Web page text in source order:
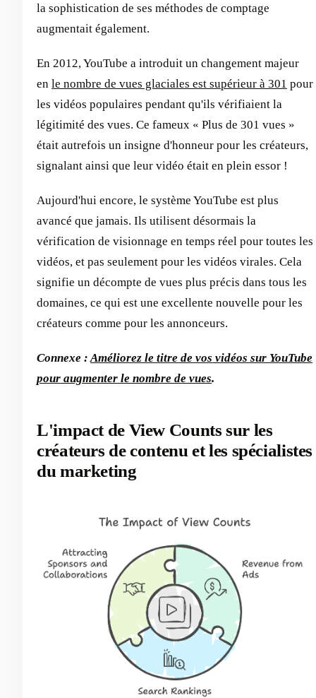
la sophistication de ses méthodes de comptage
augmentait également.
En 2012, YouTube a introduit un changement majeur
en le nombre de vues glaciales est supérieur à 301 pour
les vidéos populaires pendant qu'ils vérifiaient la
légitimité des vues. Ce fameux « Plus de 301 vues »
était autrefois un insigne d'honneur pour les créateurs,
signalant ainsi que leur vidéo était en plein essor !
Aujourd'hui encore, le système YouTube est plus
avancé que jamais. Ils utilisent désormais la
vérification de visionnage en temps réel pour toutes les
vidéos, et pas seulement pour les vidéos virales. Cela
signifie un décompte de vues plus précis dans tous les
domaines, ce qui est une excellente nouvelle pour les
créateurs comme pour les annonceurs.
Connexe : Améliorez le titre de vos vidéos sur YouTube
pour augmenter le nombre de vues.
L'impact de View Counts sur les
créateurs de contenu et les spécialistes
du marketing